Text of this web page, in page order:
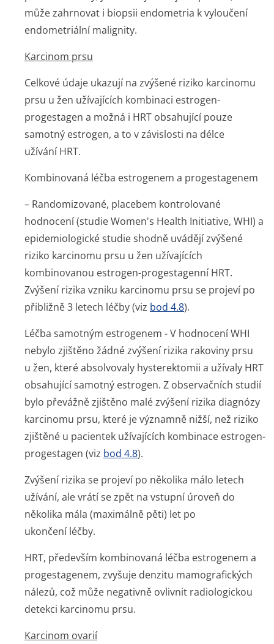
může zahrnovat i biopsii endometria k vyloučení
endometriální malignity.
Karcinom prsu
Celkové údaje ukazují na zvýšené riziko karcinomu
prsu u žen užívajících kombinaci estrogen-
progestagen a možná i HRT obsahující pouze
samotný estrogen, a to v závislosti na délce
užívání HRT.
Kombinovaná léčba estrogenem a progestagenem
– Randomizované, placebem kontrolované
hodnocení (studie Women's Health Initiative, WHI) a
epidemiologické studie shodně uvádějí zvýšené
riziko karcinomu prsu u žen užívajících
kombinovanou estrogen-progestagenní HRT.
Zvýšení rizika vzniku karcinomu prsu se projeví po
přibližně 3 letech léčby (viz bod 4.8).
Léčba samotným estrogenem - V hodnocení WHI
nebylo zjištěno žádné zvýšení rizika rakoviny prsu
u žen, které absolvovaly hysterektomii a užívaly HRT
obsahující samotný estrogen. Z observačních studií
bylo převážně zjištěno malé zvýšení rizika diagnózy
karcinomu prsu, které je významně nižší, než riziko
zjištěné u pacientek užívajících kombinace estrogen-
progestagen (viz bod 4.8).
Zvýšení rizika se projeví po několika málo letech
užívání, ale vrátí se zpět na vstupní úroveň do
několika mála (maximálně pěti) let po
ukončení léčby.
HRT, především kombinovaná léčba estrogenem a
progestagenem, zvyšuje denzitu mamografických
nálezů, což může negativně ovlivnit radiologickou
detekci karcinomu prsu.
Karcinom ovarií